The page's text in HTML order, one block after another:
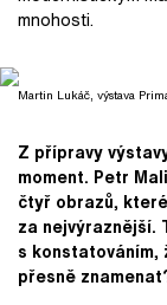
mnohosti.
Martin Lukáč, výstava
Z přípravy
moment. Petr
čtyř obrazů,
za nejvýraznější.
s konstatováním,
přesně